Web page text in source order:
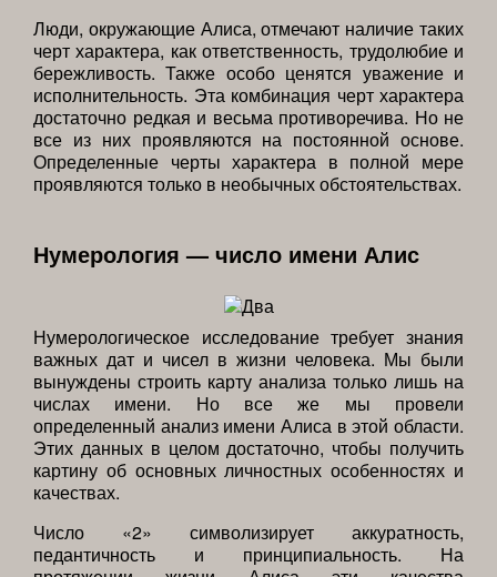
Люди, окружающие Алиса, отмечают наличие таких
черт характера, как ответственность, трудолюбие и
бережливость. Также особо ценятся уважение и
исполнительность. Эта комбинация черт характера
достаточно редкая и весьма противоречива. Но не
все из них проявляются на постоянной основе.
Определенные черты характера в полной мере
проявляются только в необычных обстоятельствах.
Нумерология — число имени Алис
Нумерологическое исследование требует знания
важных дат и чисел в жизни человека. Мы были
вынуждены строить карту анализа только лишь на
числах имени. Но все же мы провели
определенный анализ имени Алиса в этой области.
Этих данных в целом достаточно, чтобы получить
картину об основных личностных особенностях и
качествах.
Число «2» символизирует аккуратность,
педантичность и принципиальность. На